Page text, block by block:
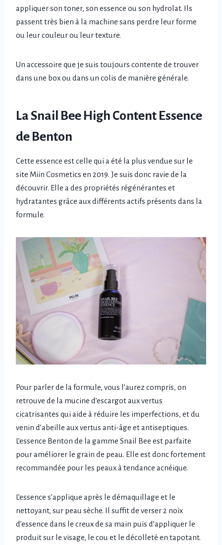
appliquer son toner, son essence ou son hydrolat. Ils
passent très bien à la machine sans perdre leur forme
ou leur couleur ou leur texture.
Un accessoire que je suis toujours contente de trouver
dans une box ou dans un colis de manière générale.
La Snail Bee High Content Essence
de Benton
Cette essence est celle qui a été la plus vendue sur le
site Miin Cosmetics en 2019. Je suis donc ravie de la
découvrir. Elle a des propriétés régénérantes et
hydratantes grâce aux différents actifs présents dans la
formule.
Pour parler de la formule, vous l’aurez compris, on
retrouve de la mucine d’escargot aux vertus
cicatrisantes qui aide à réduire les imperfections, et du
venin d’abeille aux vertus anti-âge et antiseptiques.
L’essence Benton de la gamme Snail Bee est parfaite
pour améliorer le grain de peau. Elle est donc fortement
recommandée pour les peaux à tendance acnéique.
L’essence s’applique après le démaquillage et le
nettoyant, sur peau sèche. Il suffit de verser 2 noix
d’essence dans le creux de sa main puis d’appliquer le
produit sur le visage, le cou et le décolleté en tapotant.